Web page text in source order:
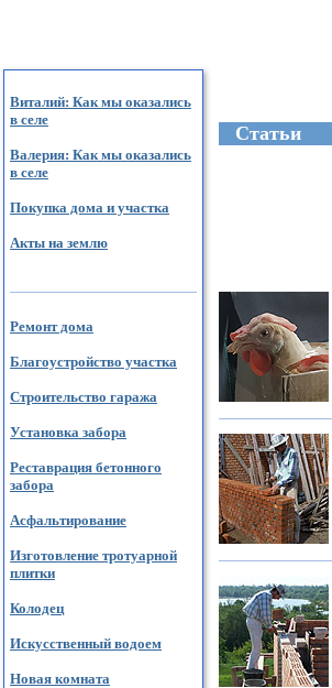
Виталий: Как мы оказались
в селе
Валерия: Как мы оказались
в селе
Покупка дома и участка
Акты на землю
Ремонт дома
Благоустройство участка
Строительство гаража
Установка забора
Реставрация бетонного
забора
Асфальтирование
Изготовление тротуарной
плитки
Колодец
Искусственный водоем
Новая комната
Cтатьи